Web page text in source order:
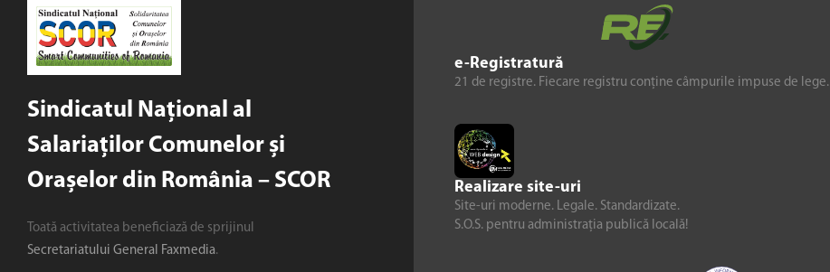
Sindicatul Național al
Salariaților Comunelor și
Orașelor din România – SCOR
Toată activitatea beneficiază de sprijinul
Secretariatului General Faxmedia.
e-Registratură
21 de registre. Fiecare registru conține câmpurile impuse de lege.
Realizare site-uri
Site-uri moderne. Legale. Standardizate.
S.O.S. pentru administrația publică locală!